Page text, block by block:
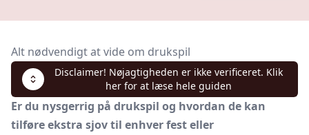
Alt nødvendigt at vide om drukspil
Disclaimer! Nøjagtigheden er ikke verificeret. Klik
her for at læse hele guiden
Er du nysgerrig på drukspil og hvordan de kan
tilføre ekstra sjov til enhver fest eller